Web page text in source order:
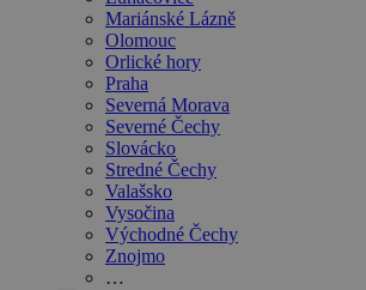
Mariánské Lázně
Olomouc
Orlické hory
Praha
Severná Morava
Severné Čechy
Slovácko
Stredné Čechy
Valašsko
Vysočina
Východné Čechy
Znojmo
…